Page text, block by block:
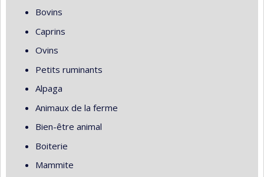
Bovins
Caprins
Ovins
Petits ruminants
Alpaga
Animaux de la ferme
Bien-être animal
Boiterie
Mammite